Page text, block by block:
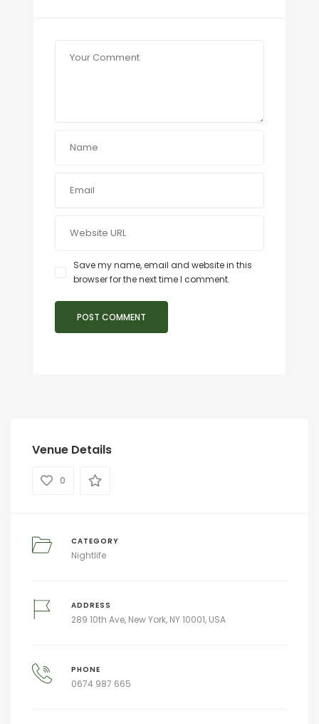
Save my name, email and website in this
browser for the next time I comment.
Venue Details
0
CATEGORY
Nightlife
ADDRESS
289 10th Ave, New York, NY 10001, USA
PHONE
0674 987 665